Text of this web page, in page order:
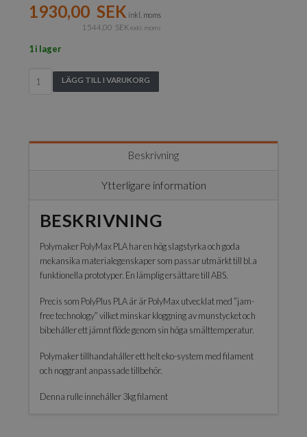
1930,00 SEK inkl. moms
1544,00 SEK exkl. moms
1 i lager
Polymaker
PolyMax
LÄGG TILL I VARUKORG
Beskrivning
Ytterligare information
BESKRIVNING
Polymaker PolyMax PLA har en hög slagstyrka och goda
mekansika materialegenskaper som passar utmärkt till bl.a
funktionella prototyper. En lämplig ersättare till ABS.
Precis som PolyPlus PLA är är PolyMax utvecklat med ”jam-
free technology” vilket minskar kloggning av munstycket och
bibehåller ett jämnt flöde genom sin höga smälttemperatur.
Polymaker tillhandahåller ett helt eko-system med filament
och noggrant anpassade tillbehör.
Denna rulle innehåller 3kg filament